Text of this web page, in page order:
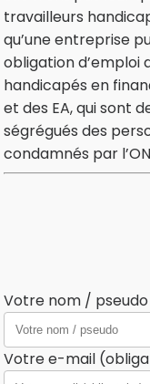
travailleurs
qu’une entreprise
obligation d’emploi
handicapés en
et des EA, qui sont
ségrégués des
condamnés par
Votre nom / pseudo
Votre e-mail